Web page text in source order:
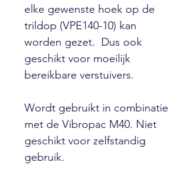
elke gewenste hoek op de
trildop (VPE140-10) kan
worden gezet. Dus ook
geschikt voor moeilijk
bereikbare verstuivers.
Wordt gebruikt in combinatie
met de Vibropac M40. Niet
geschikt voor zelfstandig
gebruik.